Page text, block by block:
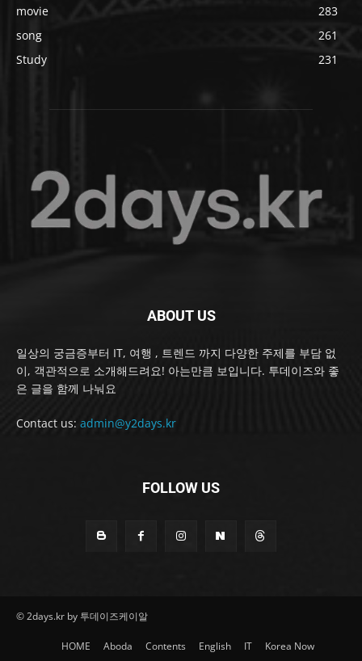
movie
283
song
261
Study
231
ABOUT US
일상의 궁금증부터 IT, 여행 , 트렌드 까지 다양한 주제를 부담 없
이, 객관적으로 소개해드려요! 아는만큼 보입니다. 투데이즈와 좋
은 글을 함께 나눠요
Contact us: admin@y2days.kr
FOLLOW US
© 2days.kr by 투데이즈케이알
HOME Aboda Contents English IT Korea Now